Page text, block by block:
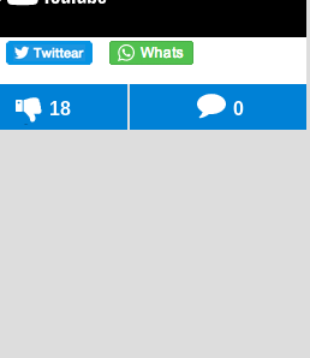
18 0